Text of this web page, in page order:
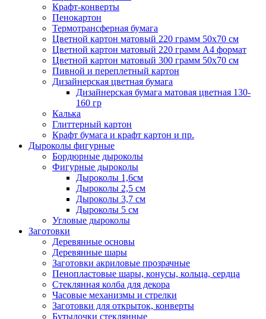
Крафт-конверты
Пенокартон
Термотрансферная бумага
Цветной картон матовый 220 грамм 50х70 см
Цветной картон матовый 220 грамм A4 формат
Цветной картон матовый 300 грамм 50х70 см
Пивной и переплетный картон
Дизайнерская цветная бумага
Дизайнерская бумага матовая цветная 130-
160 гр
Калька
Глиттерный картон
Крафт бумага и крафт картон и пр.
Дыроколы фигурные
Бордюрные дыроколы
Фигурные дыроколы
Дыроколы 1,6см
Дыроколы 2,5 см
Дыроколы 3,7 см
Дыроколы 5 см
Угловые дыроколы
Заготовки
Деревянные основы
Деревянные шары
Заготовки акриловые прозрачные
Пенопластовые шары, конусы, кольца, сердца
Стеклянная колба для декора
Часовые механизмы и стрелки
Заготовки для открыток, конверты
Бутылочки стеклянные